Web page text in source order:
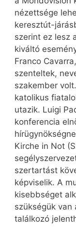
nézettsége
keresztút-
szerint ez lesz
kiváltó
Franco
szenteltek,
szakember
katolikus
utazik. Luigi
konferencia
Kirche in Not
szertartást
képviselik. A
kisebbséget
szükségük van
találkozó